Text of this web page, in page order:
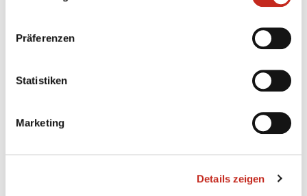
Präferenzen
Statistiken
Marketing
Details zeigen
Größe: 36.19 kB / 0.04 MB
Spielplan C-Jugend Berliner Sparkasse Cup 2019